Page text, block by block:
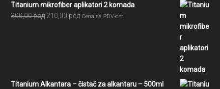
Titanium mikrofiber aplikatori 2 komada
300,00рсд Originalna
210,00 рсдTrenutna
Cena sa PDV-om
Titanium Alkantara – čistač za alkantaru – 500ml